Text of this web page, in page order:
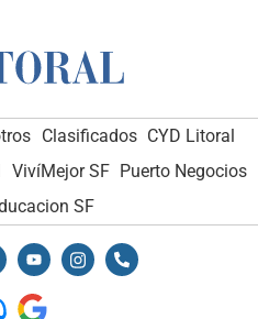
Clasificados CYD Litoral
VivíMejor SF Puerto Negocios
SF